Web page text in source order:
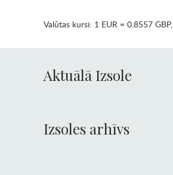
Valūtas kursi: 1 EUR = 0.8557 GBP,
Aktuālā Izsole
Izsoles arhīvs